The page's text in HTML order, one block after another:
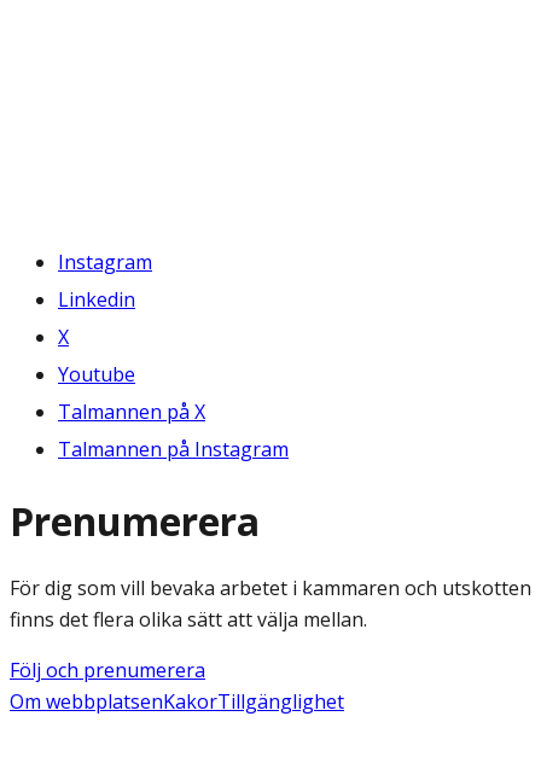
Instagram
Linkedin
X
Youtube
Talmannen på X
Talmannen på Instagram
Prenumerera
För dig som vill bevaka arbetet i kammaren och utskotten
finns det flera olika sätt att välja mellan.
Följ och prenumerera
Om webbplatsenKakorTillgänglighet